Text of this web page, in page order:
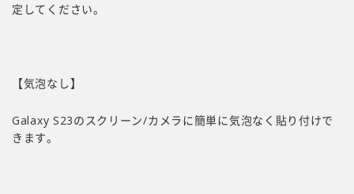
定してください。
【気泡なし】
Galaxy S23のスクリーン/カメラに簡単に気泡なく貼り付けで
きます。